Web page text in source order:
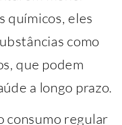
químicos, eles
como
que podem
a longo prazo.
consumo regular